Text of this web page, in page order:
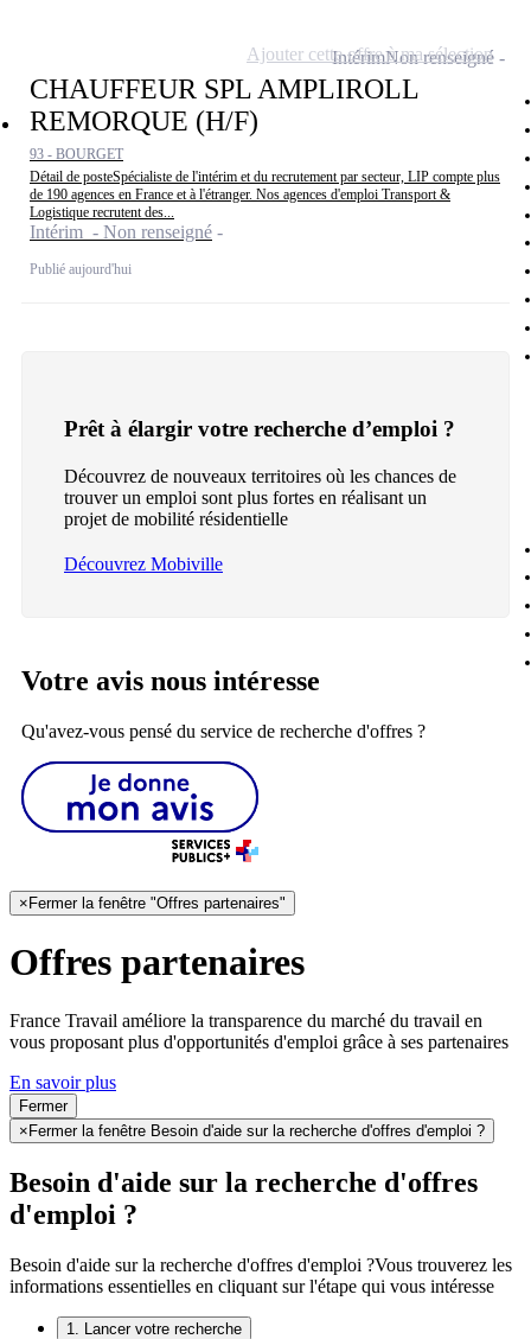
CHAUFFEUR SPL AMPLIROLL
REMORQUE (H/F)
93 - BOURGET
Détail de posteSpécialiste de l'intérim et du recrutement par secteur, LIP compte plus
de 190 agences en France et à l'étranger. Nos agences d'emploi Transport &
Logistique recrutent des...
Intérim - Non renseigné
Publié aujourd'hui
IntérimNon renseigné
Ajouter cette offre à ma sélection
Prêt à élargir votre recherche d’emploi ?
Découvrez de nouveaux territoires où les chances de
trouver un emploi sont plus fortes en réalisant un
projet de mobilité résidentielle
Découvrez Mobiville
Votre avis nous intéresse
Qu'avez-vous pensé du service de recherche d'offres ?
× Fermer la fenêtre "Offres partenaires"
Offres partenaires
France Travail améliore la transparence du marché du travail en
vous proposant plus d'opportunités d'emploi grâce à ses partenaires
En savoir plus
Fermer
× Fermer la fenêtre Besoin d'aide sur la recherche d'offres d'emploi ?
Besoin d'aide sur la recherche d'offres
d'emploi ?
Besoin d'aide sur la recherche d'offres d'emploi ?Vous trouverez les
informations essentielles en cliquant sur l'étape qui vous intéresse
1. Lancer votre recherche